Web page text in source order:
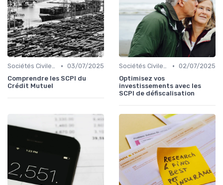
Sociétés Civiles de Placement Immobilier (SCPI) • 03/07/2025
Comprendre les SCPI du
Crédit Mutuel
Sociétés Civiles de Placement Immobilier (SCPI) • 02/07/2025
Optimisez vos
investissements avec les
SCPI de défiscalisation